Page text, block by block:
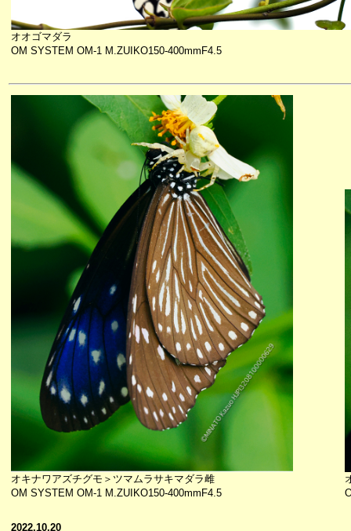
オオゴマダラ
OM SYSTEM OM-1 M.ZUIKO150-400mmF4.5
オキナワアズチグモ＞ツマムラサキマダラ雌
OM SYSTEM OM-1 M.ZUIKO150-400mmF4.5
2022.10.20